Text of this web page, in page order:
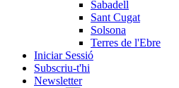
Sabadell
Sant Cugat
Solsona
Terres de l'Ebre
Iniciar Sessió
Subscriu-t'hi
Newsletter